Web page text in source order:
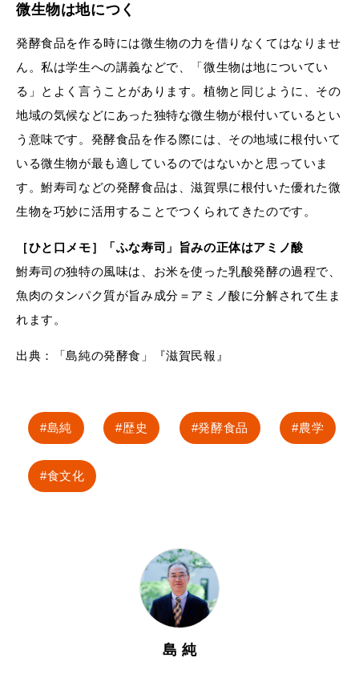
微生物は地につく
発酵食品を作る時には微生物の力を借りなくてはなりませ
ん。私は学生への講義などで、「微生物は地についてい
る」とよく言うことがあります。植物と同じように、その
地域の気候などにあった独特な微生物が根付いているとい
う意味です。発酵食品を作る際には、その地域に根付いて
いる微生物が最も適しているのではないかと思っていま
す。鮒寿司などの発酵食品は、滋賀県に根付いた優れた微
生物を巧妙に活用することでつくられてきたのです。
［ひと口メモ］「ふな寿司」旨みの正体はアミノ酸
鮒寿司の独特の風味は、お米を使った乳酸発酵の過程で、
魚肉のタンパク質が旨み成分＝アミノ酸に分解されて生ま
れます。
出典：「島純の発酵食」『滋賀民報』
島純 歴史 発酵食品 農学
食文化
島 純